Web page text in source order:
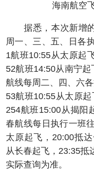
海南航空
据悉，本次新增的
周一、三、五、日各
1航班10:55从太原起
52航班14:50从南宁
航线每周二、四、六
53航班10:55从太原
254航班15:00从揭阳
春航线每日执行一班
太原起飞，20:00抵
从长春起飞，23:35抵
实际查询为准。